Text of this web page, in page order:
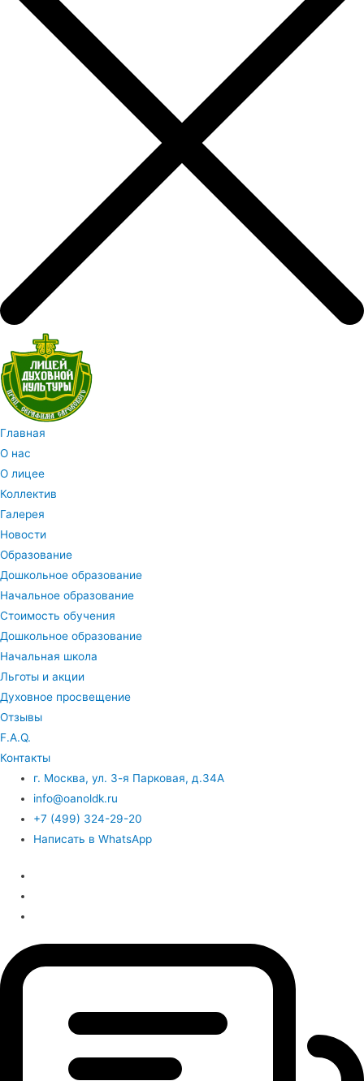
Главная
О нас
О лицее
Коллектив
Галерея
Новости
Образование
Дошкольное образование
Начальное образование
Стоимость обучения
Дошкольное образование
Начальная школа
Льготы и акции
Духовное просвещение
Отзывы
F.A.Q.
Контакты
г. Москва, ул. 3-я Парковая, д.34А
info@oanoldk.ru
+7 (499) 324-29-20
Написать в WhatsApp